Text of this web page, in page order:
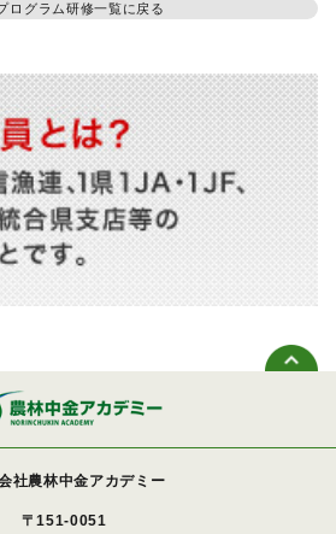
ログラム研修一覧に戻る
社農林中金アカデミー
〒151-0051